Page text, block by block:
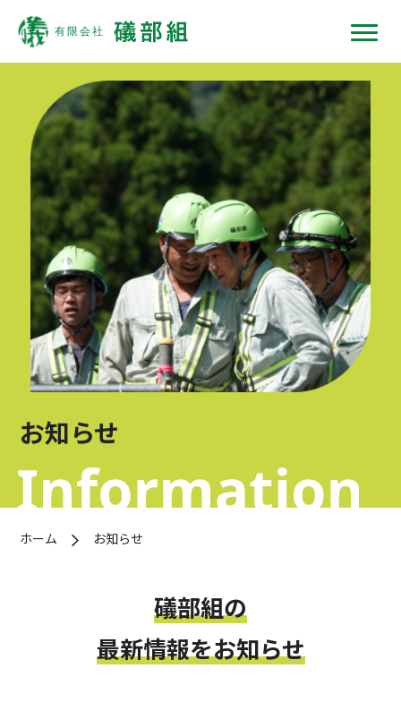
礒部組について
現場ではたらくひと
現場ではたらく機械
現場ノート
採用情報
協力会社の皆様へ
OFFICIAL SNS
お知らせ
ホーム お知らせ
礒部組の
最新情報をお知らせ